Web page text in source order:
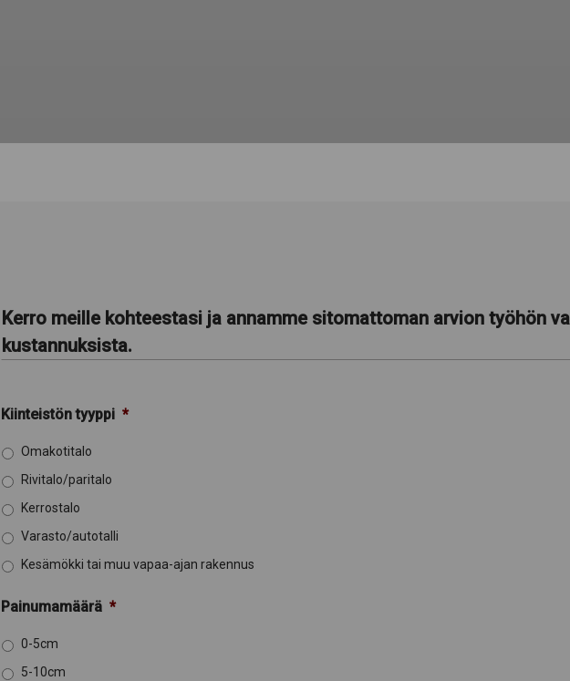
Kerro meille kohteestasi ja annamme sitomattoman arvion työhön
kustannuksista.
Kiinteistön tyyppi *
Omakotitalo
Rivitalo/paritalo
Kerrostalo
Varasto/autotalli
Kesämökki tai muu vapaa-ajan rakennus
Painumamäärä *
0-5cm
5-10cm